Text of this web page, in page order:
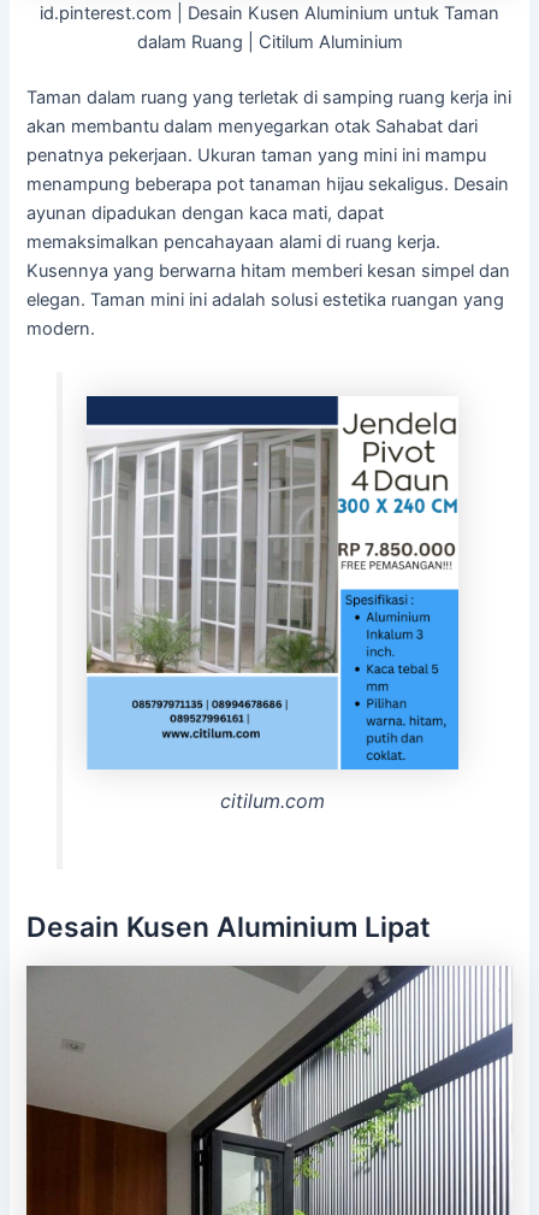
id.pinterest.com | Desain Kusen Aluminium untuk Taman
dalam Ruang | Citilum Aluminium
Taman dalam ruang yang terletak di samping ruang kerja ini
akan membantu dalam menyegarkan otak Sahabat dari
penatnya pekerjaan. Ukuran taman yang mini ini mampu
menampung beberapa pot tanaman hijau sekaligus. Desain
ayunan dipadukan dengan kaca mati, dapat
memaksimalkan pencahayaan alami di ruang kerja.
Kusennya yang berwarna hitam memberi kesan simpel dan
elegan. Taman mini ini adalah solusi estetika ruangan yang
modern.
citilum.com
Desain Kusen Aluminium Lipat